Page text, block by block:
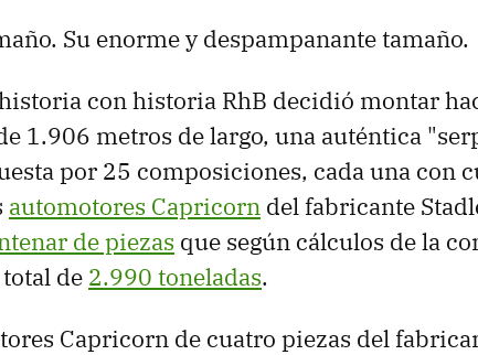
Su enorme y despampanante tamaño.
con historia RhB decidió montar
1.906 metros de largo, una auténtica
por 25 composiciones, cada una con
automotores Capricorn del fabricante
de piezas que según cálculos de la
de 2.990 toneladas.
Capricorn de cuatro piezas del